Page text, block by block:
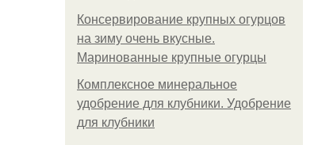
Консервирование крупных огурцов
на зиму очень вкусные.
Маринованные крупные огурцы
Комплексное минеральное
удобрение для клубники. Удобрение
для клубники